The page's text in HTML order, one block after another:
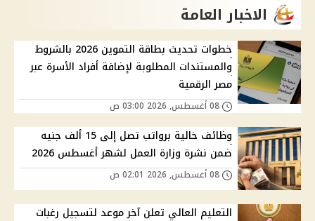
الاخبار العامة
خطوات تحديث بطاقة التموين 2026 بالشروط
والمستندات المطلوبة لإضافة أفراد الأسرة عبر
مصر الرقمية
وظائف خالية برواتب تصل إلى 15 ألف جنيه
ضمن نشرة وزارة العمل لشهر أغسطس 2026
التعليم العالي تعلن آخر موعد لتسجيل رغبات